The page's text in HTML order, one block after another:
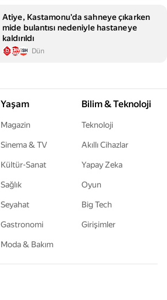
Atiye, Kastamonu'da sahneye çıkarken
mide bulantısı nedeniyle hastaneye
kaldırıldı
Dün
Yaşam
Magazin
Sinema & TV
Kültür-Sanat
Sağlık
Seyahat
Gastronomi
Moda & Bakım
Bilim & Teknoloji
Teknoloji
Akıllı Cihazlar
Yapay Zeka
Oyun
Big Tech
Girişimler